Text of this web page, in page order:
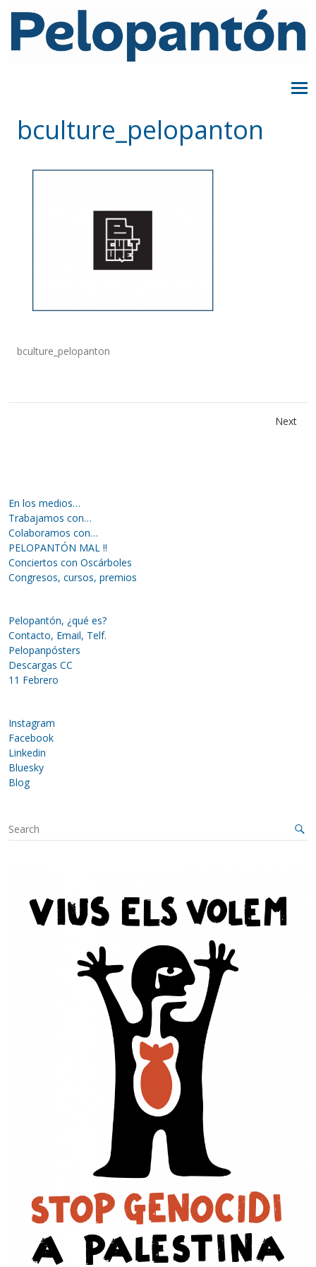
bculture_pelopanton
bculture_pelopanton
Next
En los medios…
Trabajamos con…
Colaboramos con…
PELOPANTÓN MAL !!
Conciertos con Oscárboles
Congresos, cursos, premios
Pelopantón, ¿qué es?
Contacto, Email, Telf.
Pelopanpósters
Descargas CC
11 Febrero
Instagram
Facebook
Linkedin
Bluesky
Blog
S
e